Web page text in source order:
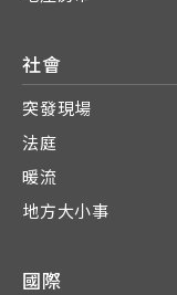
社會
突發現場
法庭
暖流
地方大小事
國際